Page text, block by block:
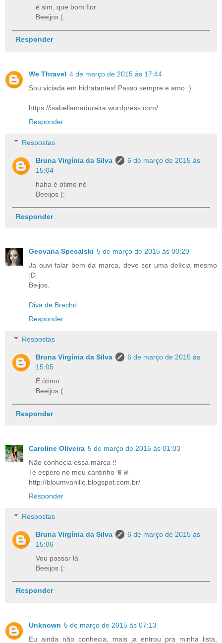
é sim, que bom flor
Beeijos (:
Responder
We Thravel 4 de março de 2015 às 17:44
Sou viciada em hidratantes! Passo sempre e amo :)
https://isabellamadureira.wordpress.com/
Responder
Respostas
Bruna Virgínia da Silva
6 de março de 2015 às
15:04
haha é ótimo né
Beeijos (:
Responder
Geovana Specalski 5 de março de 2015 às 00:20
Já ouvi falar bem da marca, deve ser uma delícia mesmo
:D
Beijos.
Diva de Brechó
Responder
Respostas
Bruna Virgínia da Silva
6 de março de 2015 às
15:05
É ótimo
Beeijos (:
Responder
Caroline Oliveira 5 de março de 2015 às 01:03
Não conhecia essa marca !!
Te espero no meu cantinho ♛♛
http://bloumvanille.blogspot.com.br/
Responder
Respostas
Bruna Virgínia da Silva
6 de março de 2015 às
15:06
Vou passar lá
Beeijos (:
Responder
Unknown 5 de março de 2015 às 07:13
Eu ainda não conhecia, mais ja entrou pra minha lista,